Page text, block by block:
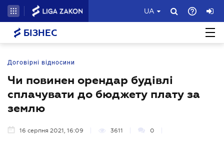
UA
БІЗНЕС
Договірні відносини
Чи повинен орендар будівлі
сплачувати до бюджету плату за
землю
16 серпня 2021, 16:09 3611 0